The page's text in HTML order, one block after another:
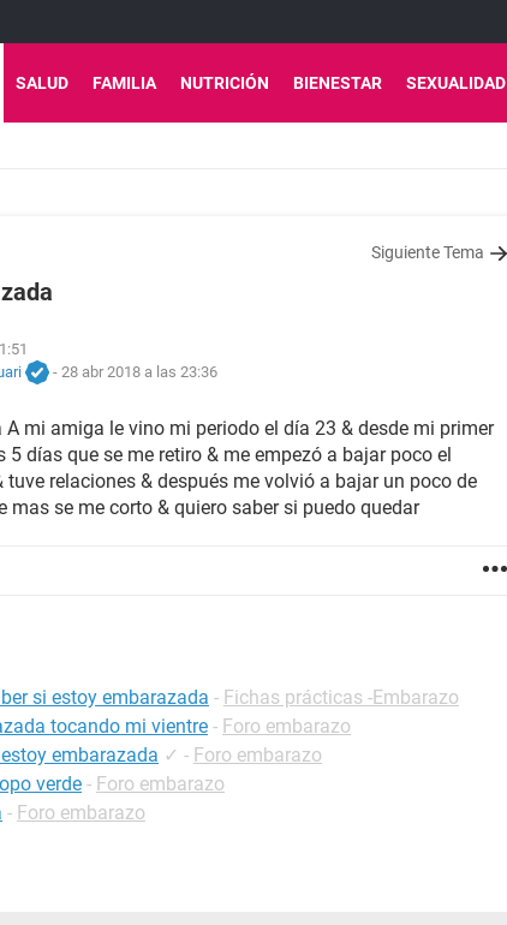
SALUD FAMILIA NUTRICIÓN BIENESTAR SEXUALIDAD
Siguiente Tema
- 28 abr 2018 a las 23:36
mi amiga le vino mi periodo el día 23 & desde mi primer
días que se me retiro & me empezó a bajar poco el
relaciones & después me volvió a bajar un poco de
mas se me corto & quiero saber si puedo quedar
si estoy embarazada - Fichas prácticas -Embarazo
tocando mi vientre - Foro embarazo
embarazada ✓ - Foro embarazo
verde - Foro embarazo
- Foro embarazo